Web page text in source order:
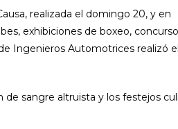
realizada el domingo 20, y en
exhibiciones de boxeo,
Ingenieros Automotrices realizó el
de sangre altruista y los festejos